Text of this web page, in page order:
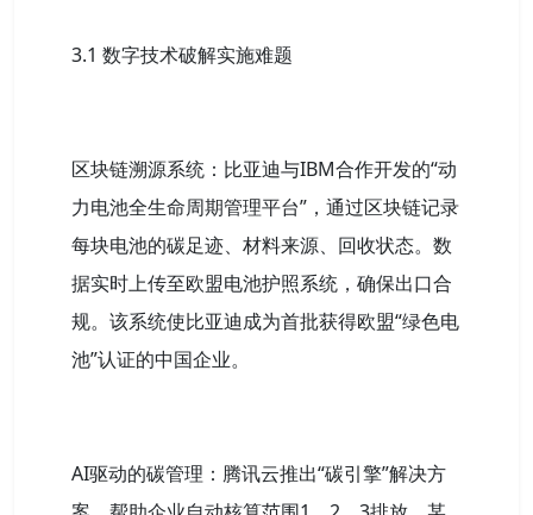
3.1 数字技术破解实施难题
区块链溯源系统：比亚迪与IBM合作开发的“动
力电池全生命周期管理平台”，通过区块链记录
每块电池的碳足迹、材料来源、回收状态。数
据实时上传至欧盟电池护照系统，确保出口合
规。该系统使比亚迪成为首批获得欧盟“绿色电
池”认证的中国企业。
AI驱动的碳管理：腾讯云推出“碳引擎”解决方